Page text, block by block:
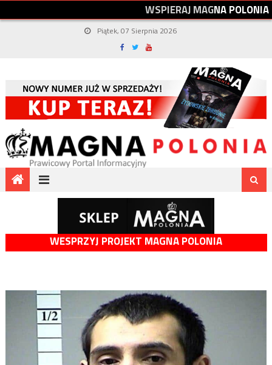
WSPIERAJMAGNAPOLONIA
Piątek, 07 Sierpnia 2026
WESPRZYJ PROJEKT MAGNA POLONIA